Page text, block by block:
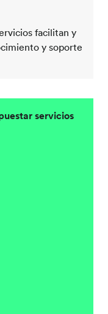
facilitan y
y soporte
servicios